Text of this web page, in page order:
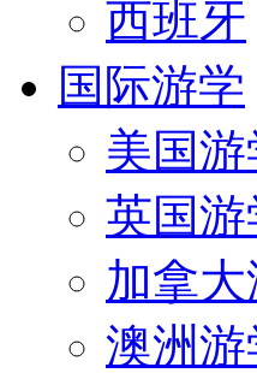
西班牙
国际游学
美国游
英国游
加拿
澳洲游